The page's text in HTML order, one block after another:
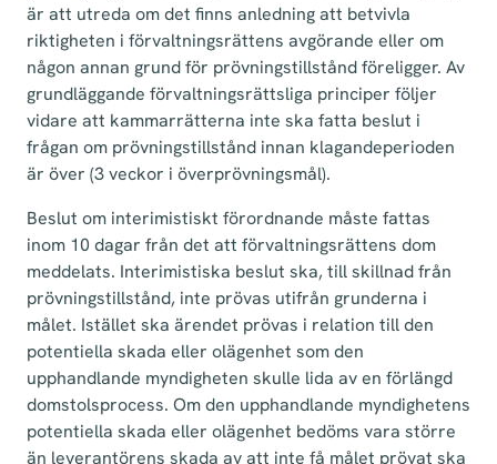
är att utreda om det finns anledning att betvivla
riktigheten i förvaltningsrättens avgörande eller om
någon annan grund för prövningstillstånd föreligger. Av
grundläggande förvaltningsrättsliga principer följer
vidare att kammarrätterna inte ska fatta beslut i
frågan om prövningstillstånd innan klagandeperioden
är över (3 veckor i överprövningsmål).
Beslut om interimistiskt förordnande måste fattas
inom 10 dagar från det att förvaltningsrättens dom
meddelats. Interimistiska beslut ska, till skillnad från
prövningstillstånd, inte prövas utifrån grunderna i
målet. Istället ska ärendet prövas i relation till den
potentiella skada eller olägenhet som den
upphandlande myndigheten skulle lida av en förlängd
domstolsprocess. Om den upphandlande myndighetens
potentiella skada eller olägenhet bedöms vara större
än leverantörens skada av att inte få målet prövat ska